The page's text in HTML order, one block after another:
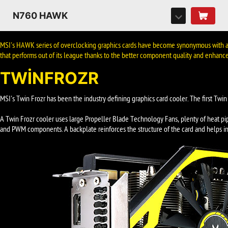
N760 HAWK
MSI's HAWK series of overclocking graphics cards have become synonymous
that performs out of its league thanks to the better component quality and
TWINFROZR
MSI's Twin Frozr has been the industry defining graphics card cooler. The first
A Twin Frozr cooler uses large Propeller Blade Technology Fans, plenty of heat
and PWM components. A backplate reinforces the structure of the card and helps